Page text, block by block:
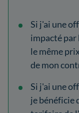
Si j'ai une
impacté par
le même
de mon
Si j'ai une
je bénéficie